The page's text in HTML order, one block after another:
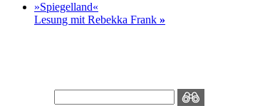
»Spiegelland«
Lesung mit Rebekka Frank »